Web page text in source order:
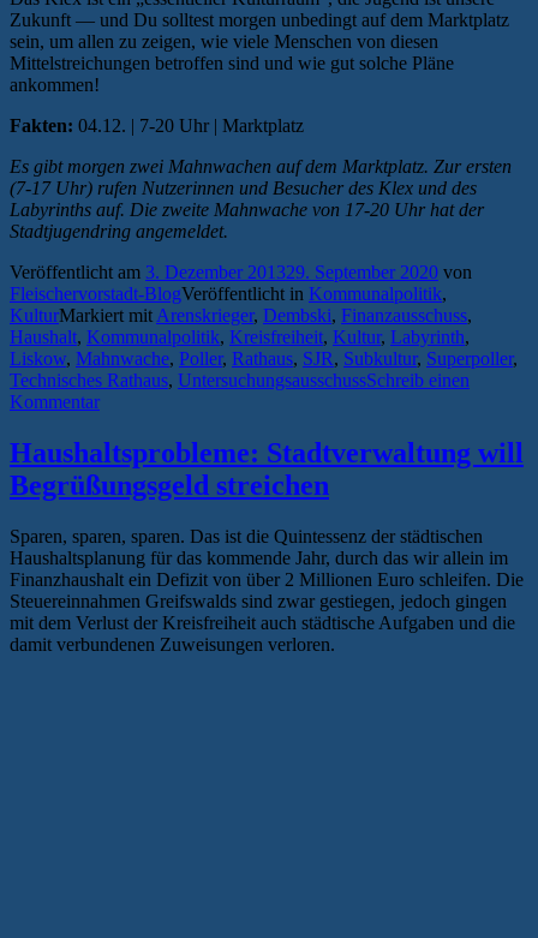
Zukunft — und Du solltest morgen unbedingt auf dem Marktplatz
sein, um allen zu zeigen, wie viele Menschen von diesen
Mittelstreichungen betroffen sind und wie gut solche Pläne
ankommen!
Fakten: 04.12. | 7-20 Uhr | Marktplatz
Es gibt morgen zwei Mahnwachen auf dem Marktplatz. Zur ersten
(7-17 Uhr) rufen Nutzerinnen und Besucher des Klex und des
Labyrinths auf. Die zweite Mahnwache von 17-20 Uhr hat der
Stadtjugendring angemeldet.
Veröffentlicht am 3. Dezember 201329. September 2020 von
Fleischervorstadt-BlogVeröffentlicht in Kommunalpolitik,
KulturMarkiert mit Arenskrieger, Dembski, Finanzausschuss,
Haushalt, Kommunalpolitik, Kreisfreiheit, Kultur, Labyrinth,
Liskow, Mahnwache, Poller, Rathaus, SJR, Subkultur, Superpoller,
Technisches Rathaus, UntersuchungsausschussSchreib einen
Kommentar
Haushaltsprobleme: Stadtverwaltung will
Begrüßungsgeld streichen
Sparen, sparen, sparen. Das ist die Quintessenz der städtischen
Haushaltsplanung für das kommende Jahr, durch das wir allein im
Finanzhaushalt ein Defizit von über 2 Millionen Euro schleifen. Die
Steuereinnahmen Greifswalds sind zwar gestiegen, jedoch gingen
mit dem Verlust der Kreisfreiheit auch städtische Aufgaben und die
damit verbundenen Zuweisungen verloren.